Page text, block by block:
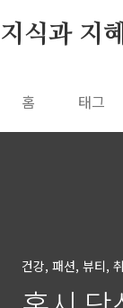
지식과 지
홈 태그
건강, 패션, 뷰티,